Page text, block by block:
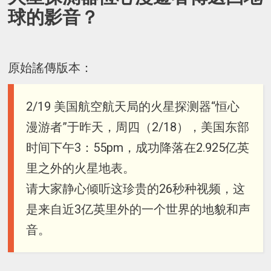
球的影音？
原始謠傳版本：
2/19 美国航空航天局的火星探测器“恒心
漫游者”于昨天，周四（2/18），美国东部
时间下午3：55pm，成功降落在2.925亿英
里之外的火星地表。
请大家静心倾听这珍贵的26秒种视频，这
是来自近3亿英里外的一个世界的地貌和声
音。